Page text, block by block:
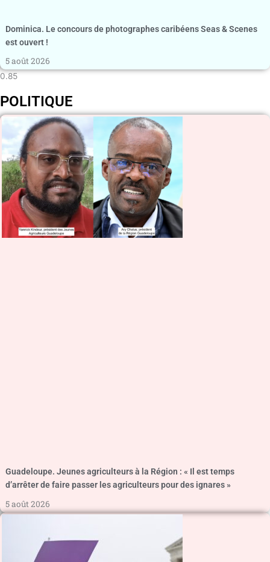
Dominica. Le concours de photographes caribéens Seas & Scenes
est ouvert !
5 août 2026
POLITIQUE
Guadeloupe. Jeunes agriculteurs à la Région : « Il est temps
d’arrêter de faire passer les agriculteurs pour des ignares »
5 août 2026